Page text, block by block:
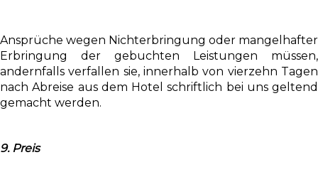
Ansprüche wegen Nichterbringung oder mangelhafter
Erbringung der gebuchten Leistungen müssen,
andernfalls verfallen sie, innerhalb von vierzehn Tagen
nach Abreise aus dem Hotel schriftlich bei uns geltend
gemacht werden.
9. Preis